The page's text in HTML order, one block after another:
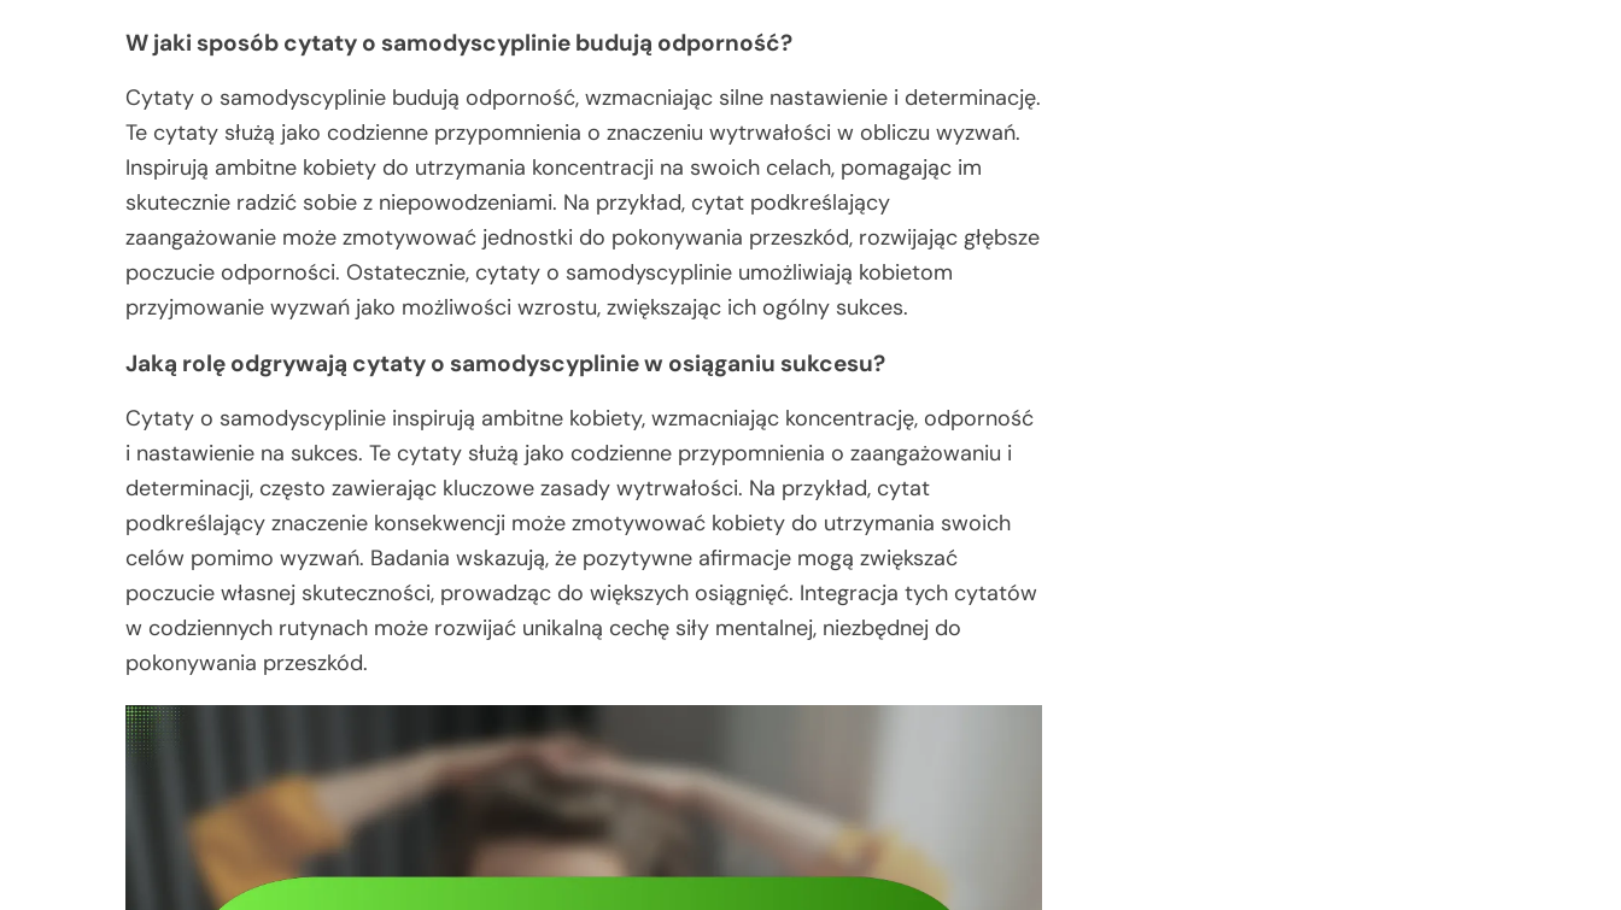
W jaki sposób cytaty o samodyscyplinie budują odporność?
Cytaty o samodyscyplinie budują odporność, wzmacniając silne nastawienie i determinację.
Te cytaty służą jako codzienne przypomnienia o znaczeniu wytrwałości w obliczu wyzwań.
Inspirują ambitne kobiety do utrzymania koncentracji na swoich celach, pomagając im
skutecznie radzić sobie z niepowodzeniami. Na przykład, cytat podkreślający
zaangażowanie może zmotywować jednostki do pokonywania przeszkód, rozwijając głębsze
poczucie odporności. Ostatecznie, cytaty o samodyscyplinie umożliwiają kobietom
przyjmowanie wyzwań jako możliwości wzrostu, zwiększając ich ogólny sukces.
Jaką rolę odgrywają cytaty o samodyscyplinie w osiąganiu sukcesu?
Cytaty o samodyscyplinie inspirują ambitne kobiety, wzmacniając koncentrację, odporność
i nastawienie na sukces. Te cytaty służą jako codzienne przypomnienia o zaangażowaniu i
determinacji, często zawierając kluczowe zasady wytrwałości. Na przykład, cytat
podkreślający znaczenie konsekwencji może zmotywować kobiety do utrzymania swoich
celów pomimo wyzwań. Badania wskazują, że pozytywne afirmacje mogą zwiększać
poczucie własnej skuteczności, prowadząc do większych osiągnięć. Integracja tych cytatów
w codziennych rutynach może rozwijać unikalną cechę siły mentalnej, niezbędnej do
pokonywania przeszkód.